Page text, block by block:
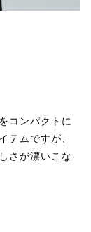
コンパクトに
テムですが、
さが漂いこな